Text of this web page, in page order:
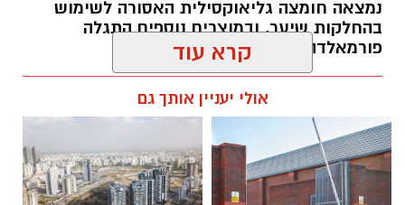
תואר אקדמי המוכר על ידי המועצה להשכלה
גבוהה.
ניסיון בפיתוח הדרכה ועמידה מול קהל.
ניסיון ויכולת בניהול והובלת צוות.
יכולת לפיתוח והפקת פרויקטים מיוחדים
ואירועי תוכן.
חשיבה עצמאית ורב־תחומית.
יחסי אנוש מצוינים, יוזמה ויצירתיות.
נמצאה חומצה גליאוקסילית האסורה לשימוש
בהחלקות שיער, ובמוצרים נוספים התגלה
פורמאלדהיד - חומר המוגדר כמסרטן
קרא עוד
אולי יעניין אותך גם